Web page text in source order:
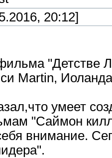
20:12]
"Детстве
Martin,
умеет
"Саймон
внимание.